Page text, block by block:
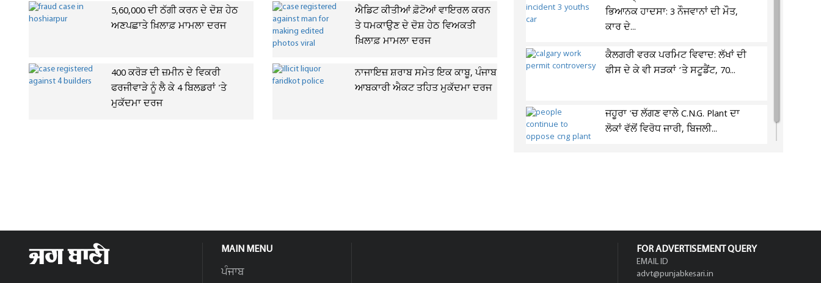
5,60,000 ਦੀ ਠੱਗੀ ਕਰਨ ਦੇ ਦੋਸ਼ ਹੇਠ
ਅਣਪਛਾਤੇ ਖ਼ਿਲਾਫ਼ ਮਾਮਲਾ ਦਰਜ
ਐਡਿਟ ਕੀਤੀਆਂ ਫ਼ੋਟੋਆਂ ਵਾਇਰਲ ਕਰਨ
ਤੇ ਧਮਕਾਉਣ ਦੇ ਦੋਸ਼ ਹੇਠ ਵਿਅਕਤੀ
ਖ਼ਿਲਾਫ਼ ਮਾਮਲਾ ਦਰਜ
400 ਕਰੋੜ ਦੀ ਜ਼ਮੀਨ ਦੇ ਵਿਕਰੀ
ਫਰਜੀਵਾੜੇ ਨੂੰ ਲੈ ਕੇ 4 ਬਿਲਡਰਾਂ 'ਤੇ
ਮੁਕੱਦਮਾ ਦਰਜ
ਨਾਜਾਇਜ਼ ਸ਼ਰਾਬ ਸਮੇਤ ਇਕ ਕਾਬੂ, ਪੰਜਾਬ
ਆਬਕਾਰੀ ਐਕਟ ਤਹਿਤ ਮੁਕੱਦਮਾ ਦਰਜ
ਭਿਆਨਕ ਹਾਦਸਾ: 3 ਨੌਜਵਾਨਾਂ ਦੀ ਮੌਤ,
ਕਾਰ ਦੇ...
ਕੈਲਗਰੀ ਵਰਕ ਪਰਮਿਟ ਵਿਵਾਦ: ਲੱਖਾਂ ਦੀ
ਫੀਸ ਦੇ ਕੇ ਵੀ ਸੜਕਾਂ ’ਤੇ ਸਟੂਡੈਂਟ, 70...
ਜਹੂਰਾ 'ਚ ਲੱਗਣ ਵਾਲੇ C.N.G. Plant ਦਾ
ਲੋਕਾਂ ਵੱਲੋਂ ਵਿਰੋਧ ਜਾਰੀ, ਬਿਜਲੀ...
MAIN MENU
ਪੰਜਾਬ
FOR ADVERTISEMENT QUERY
EMAIL ID
advt@punjabkesari.in